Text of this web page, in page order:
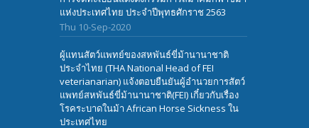
แห่งประเทศไทย ประจำปีพุทธศักราช 2563
Thu 10-Sep-2020
ผู้แทนสัตว์แพทย์ของสหพันธ์ขี่ม้านานาชาติ
ประจำไทย (THA National Head of FEI
veterianarian) แจ้งตอบยืนยันผู้อำนวยการสัตว์
แพทย์สหพันธ์ขี่ม้านานาชาติ(FEI) เกี๋ยวกับเรื่อง
โรคระบาดในม้า African Horse Sickness ใน
ประเทศไทย